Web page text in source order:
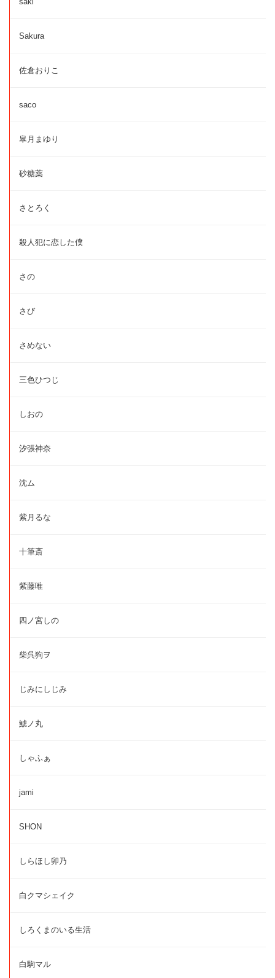
Sakura
佐倉おりこ
saco
皐月まゆり
砂糖薬
さとろく
殺人犯に恋した僕
さの
さび
さめない
三色ひつじ
しおの
汐張神奈
沈ム
紫月るな
十筆斎
紫藤唯
四ノ宮しの
柴呉狗ヲ
じみにしじみ
鯱ノ丸
しゃふぁ
jami
SHON
しらほし卯乃
白クマシェイク
しろくまのいる生活
白駒マル